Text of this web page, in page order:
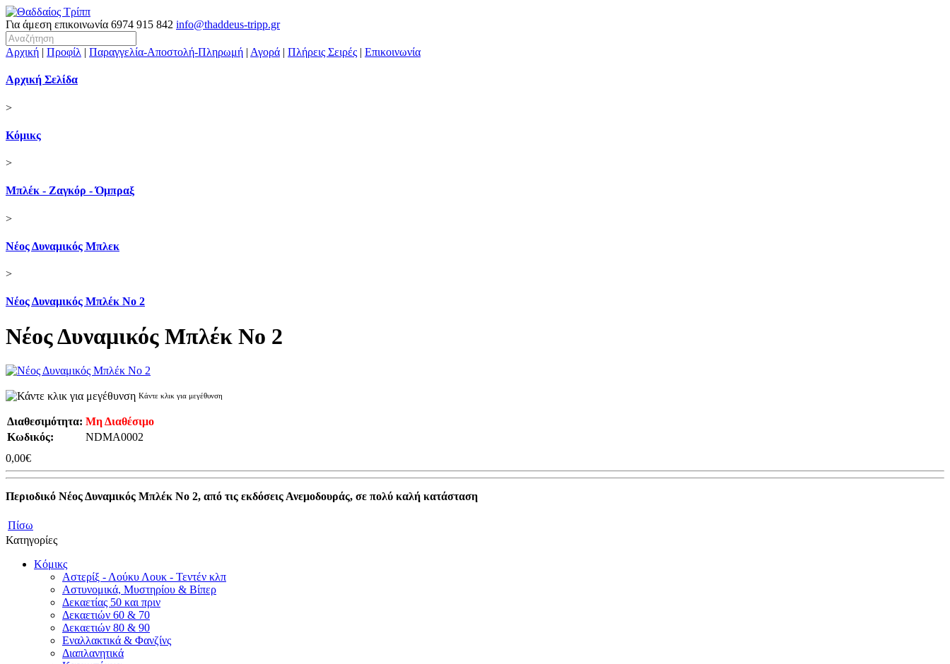
Για άμεση επικοινωνία 6974 915 842 info@thaddeus-tripp.gr
Αρχική | Προφίλ | Παραγγελία-Αποστολή-Πληρωμή | Αγορά | Πλήρεις Σειρές | Επικοινωνία
Αρχική Σελίδα
>
Κόμικς
>
Μπλέκ - Ζαγκόρ - Όμπραξ
>
Νέος Δυναμικός Μπλεκ
>
Νέος Δυναμικός Μπλέκ Νο 2
Νέος Δυναμικός Μπλέκ Νο 2
Κάντε κλικ για μεγέθυνση
Διαθεσιμότητα: Μη Διαθέσιμο
Κωδικός:
NDMA0002
0,00€
Περιοδικό Νέος Δυναμικός Μπλέκ Νο 2, από τις εκδόσεις Ανεμοδουράς, σε πολύ καλή κατάσταση
Πίσω
Κατηγορίες
Κόμικς
Αστερίξ - Λούκυ Λουκ - Τεντέν κλπ
Αστυνομικά, Μυστηρίου & Βίπερ
Δεκαετίας 50 και πριν
Δεκαετιών 60 & 70
Δεκαετιών 80 & 90
Εναλλακτικά & Φανζίνς
Διαπλανητικά